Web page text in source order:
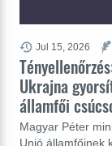
Ukrajna
államfői
Magyar Péter
Unió államfőinek
Jul 15, 2026